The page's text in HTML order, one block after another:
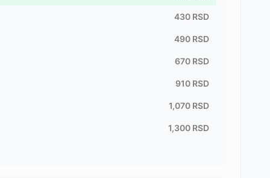
430 RSD
490 RSD
670 RSD
910 RSD
1,070 RSD
1,300 RSD